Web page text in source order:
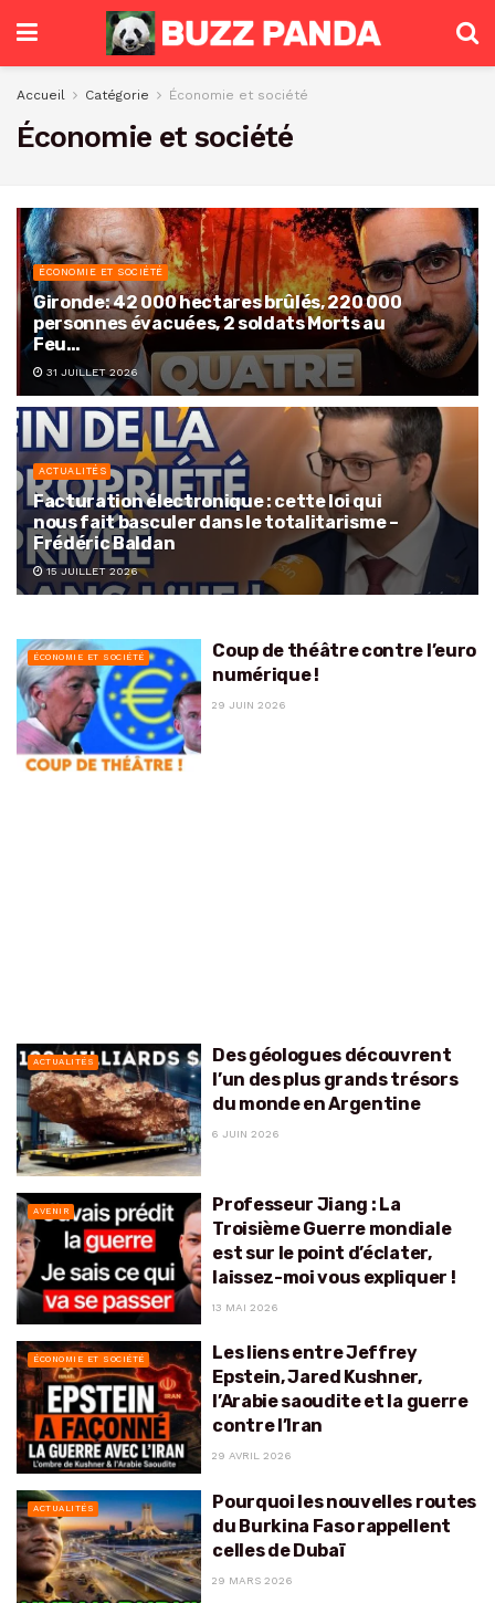
Accueil Catégorie Économie et société
Économie et société
ÉCONOMIE ET SOCIÉTÉ
Gironde: 42 000 hectares brûlés, 220 000
personnes évacuées, 2 soldats Morts au
Feu…
31 JUILLET 2026
ACTUALITÉS
Facturation électronique : cette loi qui
nous fait basculer dans le totalitarisme –
Frédéric Baldan
15 JUILLET 2026
ÉCONOMIE ET SOCIÉTÉ
Coup de théâtre contre l’euro
numérique !
29 JUIN 2026
ACTUALITÉS
Des géologues découvrent
l’un des plus grands trésors
du monde en Argentine
6 JUIN 2026
AVENIR
Professeur Jiang : La
Troisième Guerre mondiale
est sur le point d’éclater,
laissez-moi vous expliquer !
13 MAI 2026
ÉCONOMIE ET SOCIÉTÉ
Les liens entre Jeffrey
Epstein, Jared Kushner,
l’Arabie saoudite et la guerre
contre l’Iran
29 AVRIL 2026
ACTUALITÉS
Pourquoi les nouvelles routes
du Burkina Faso rappellent
celles de Dubaï
29 MARS 2026